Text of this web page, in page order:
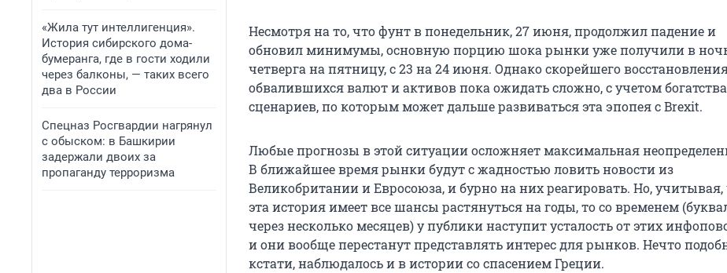
«Жила тут интеллигенция».
История сибирского дома-
бумеранга, где в гости ходили
через балконы, — таких всего
два в России
Спецназ Росгвардии нагрянул
с обыском: в Башкирии
задержали двоих за
пропаганду терроризма
Несмотря на то, что фунт в понедельник, 27 июня, продолжил падение и
обновил минимумы, основную порцию шока рынки уже получили в
четверга на пятницу, с 23 на 24 июня. Однако скорейшего
обвалившихся валют и активов пока ожидать сложно, с учетом богатства
сценариев, по которым может дальше развиваться эта эпопея с Brexit.
Любые прогнозы в этой ситуации осложняет максимальная
В ближайшее время рынки будут с жадностью ловить новости из
Великобритании и Евросоюза, и бурно на них реагировать. Но, учитывая,
эта история имеет все шансы растянуться на годы, то со временем
через несколько месяцев) у публики наступит усталость от этих
и они вообще перестанут представлять интерес для рынков. Нечто
кстати, наблюдалось и в истории со спасением Греции.